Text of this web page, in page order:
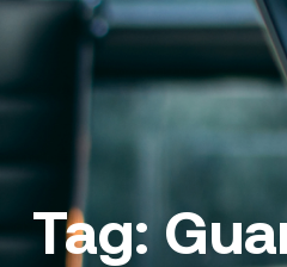
Tag: